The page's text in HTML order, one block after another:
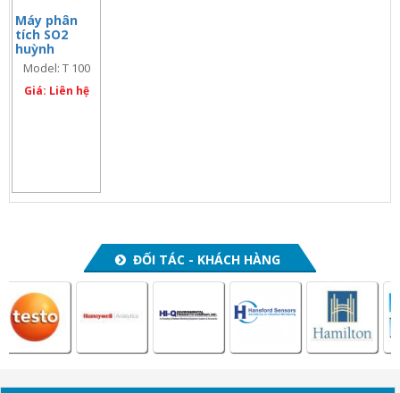
Máy phân
tích SO2
huỳnh
quang UV
Model: T 100
Giá: Liên hệ
ĐỐI TÁC - KHÁCH HÀNG